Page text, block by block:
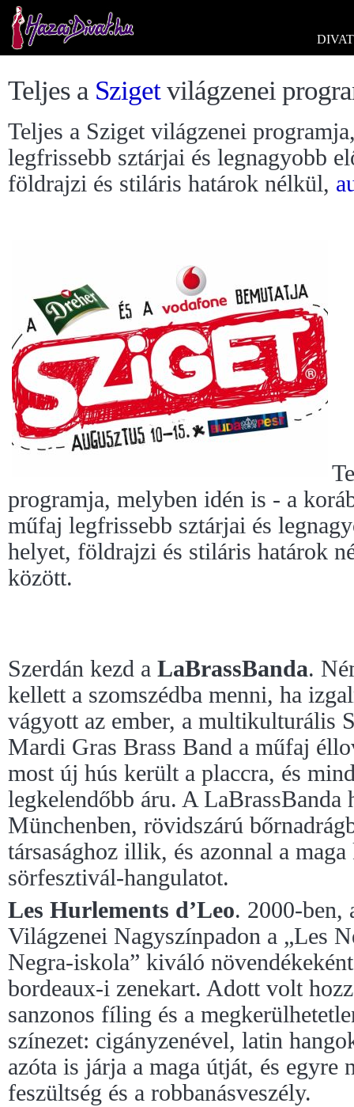
DIVAT
Teljes a Szigetvilágzenei
Teljes a Sziget világzenei
legfrissebb sztárjai és legnagyobb
földrajzi és stiláris határok nélkül,
programja, melyben idén is - a
műfaj legfrissebb sztárjai és
helyet, földrajzi és stiláris határok
között.
Szerdán kezd a LaBrassBanda.
kellett a szomszédba menni, ha
vágyott az ember, a multikulturális
Mardi Gras Brass Band a műfaj
most új hús került a placcra, és
legkelendőbb áru. A LaBrassBanda
Münchenben, rövidszárú
társasághoz illik, és azonnal a
sörfesztivál-hangulatot.
Les Hurlements d’Leo. 2000-ben,
Világzenei Nagyszínpadon a „Les
Negra-iskola” kiváló
bordeaux-i zenekart. Adott volt
sanzonos fíling és a
színezet: cigányzenével, latin
azóta is járja a maga útját, és egyre
feszültség és a robbanásveszély.